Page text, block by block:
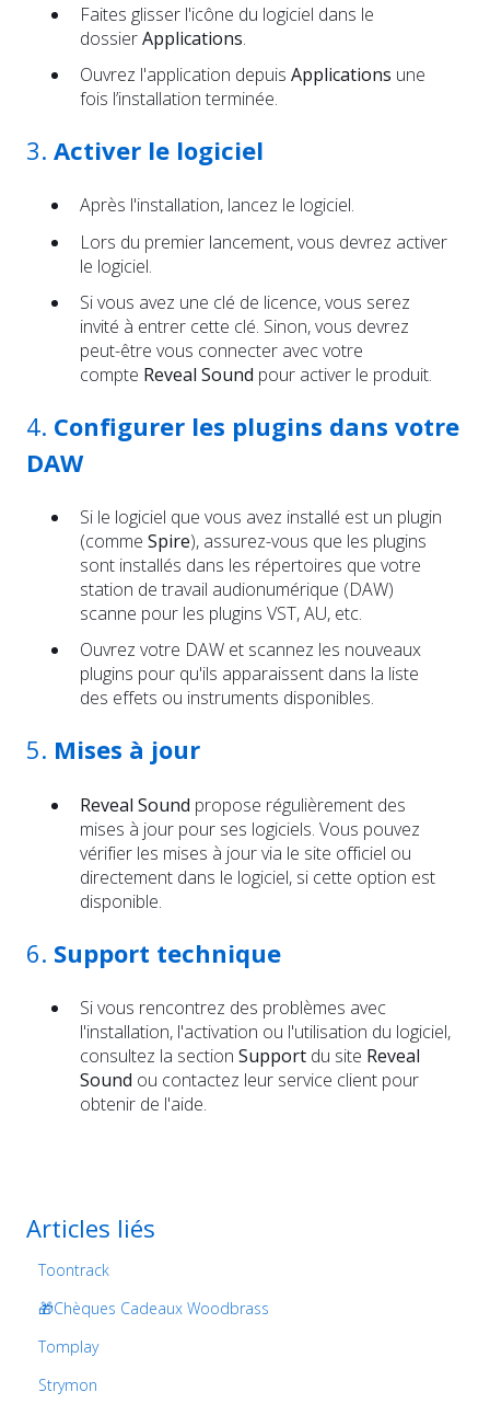
Faites glisser l'icône du logiciel dans le
dossierApplications.
Ouvrez l'application depuis Applications une
fois l’installation terminée.
3. Activer le logiciel
Après l'installation, lancez le logiciel.
Lors du premier lancement, vous devrez activer
le logiciel.
Si vous avez une clé de licence, vous serez
invité à entrer cette clé. Sinon, vous devrez
peut-être vous connecter avec votre
compte Reveal Sound pour activer le produit.
4. Configurer les plugins dans votre
DAW
Si le logiciel que vous avez installé est un plugin
(comme Spire), assurez-vous que les plugins
sont installés dans les répertoires que votre
station de travail audionumérique (DAW)
scanne pour les plugins VST, AU, etc.
Ouvrez votre DAW et scannez les nouveaux
plugins pour qu'ils apparaissent dans la liste
des effets ou instruments disponibles.
5. Mises à jour
Reveal Sound propose régulièrement des
mises à jour pour ses logiciels. Vous pouvez
vérifier les mises à jour via le site officiel ou
directement dans le logiciel, si cette option est
disponible.
6. Support technique
Si vous rencontrez des problèmes avec
l'installation, l'activation ou l'utilisation du logiciel,
consultez la section Support du site Reveal
Sound ou contactez leur service client pour
obtenir de l'aide.
Articles liés
Toontrack
🎁Chèques Cadeaux Woodbrass
Tomplay
Strymon